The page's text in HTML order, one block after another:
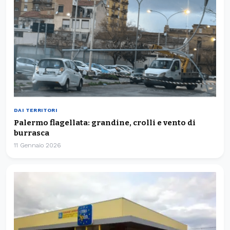
DAI TERRITORI
Palermo flagellata: grandine, crolli e vento di
burrasca
11 Gennaio 2026